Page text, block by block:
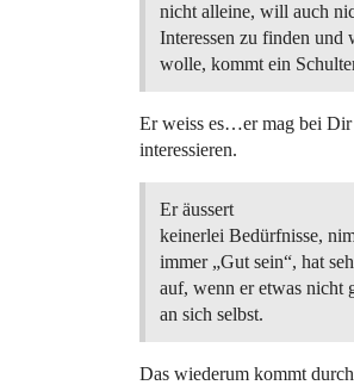
nicht alleine, will auch
Interessen zu finden und
wolle, kommt ein
Er weiss es…er mag bei Dir
interessieren.
Er äussert
keinerlei Bedürfnisse,
immer „Gut sein“, hat
auf, wenn er etwas nicht
an sich selbst.
Das wiederum kommt